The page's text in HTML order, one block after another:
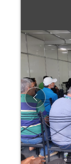
Previous